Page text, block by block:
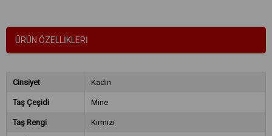
ÜRÜN ÖZELLIKLERI
Cinsiyet Kadın
Taş Çeşidi Mine
Taş Rengi Kırmızı